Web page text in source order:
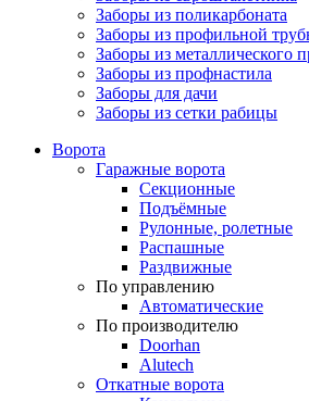
Заборы из поликарбоната
Заборы из профильной
Заборы из металлического
Заборы из профнастила
Заборы для дачи
Заборы из сетки рабицы
Ворота
Гаражные ворота
Секционные
Подъёмные
Рулонные, ролетные
Распашные
Раздвижные
По управлению
Автоматические
По производителю
Doorhan
Alutech
Откатные ворота